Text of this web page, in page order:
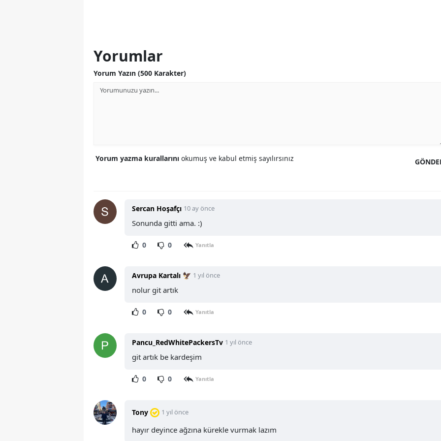
Yorumlar
Yorum Yazın (500 Karakter)
Yorum yazma kurallarını okumuş ve kabul etmiş sayılırsınız
Sercan Hoşafçı 10 ay önce
Sonunda gitti ama. :)
0 0 Yanıtla
Avrupa Kartalı 🦅 1 yıl önce
nolur git artık
0 0 Yanıtla
Pancu_RedWhitePackersTv 1 yıl önce
git artık be kardeşim
0 0 Yanıtla
Tony 1 yıl önce
hayır deyince ağzına kürekle vurmak lazım